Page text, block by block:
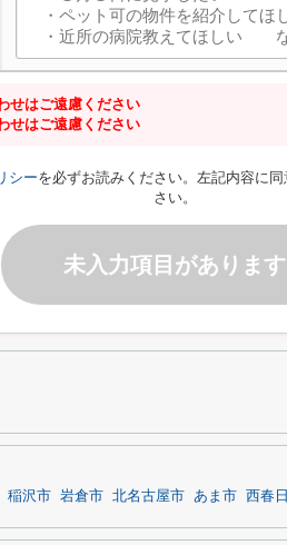
せはご遠慮ください
せはご遠慮ください
シーを必ずお読みください。左記内容に
さい。
未入力項目があります
稲沢市 岩倉市 北名古屋市 あま市 西春